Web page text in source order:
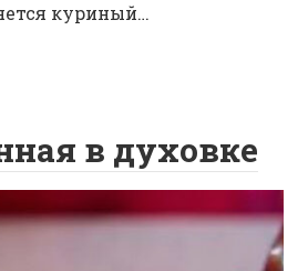
куриный…
в духовке